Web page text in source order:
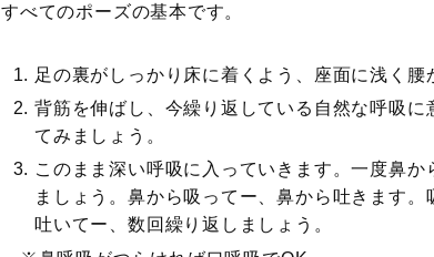
すべてのポーズの基本です。
足の裏がしっかり床に着くよう、座面に浅く腰
背筋を伸ばし、今繰り返している自然な呼吸に
てみましょう。
このまま深い呼吸に入っていきます。一度鼻か
ましょう。鼻から吸ってー、鼻から吐きます。
吐いてー、数回繰り返しましょう。